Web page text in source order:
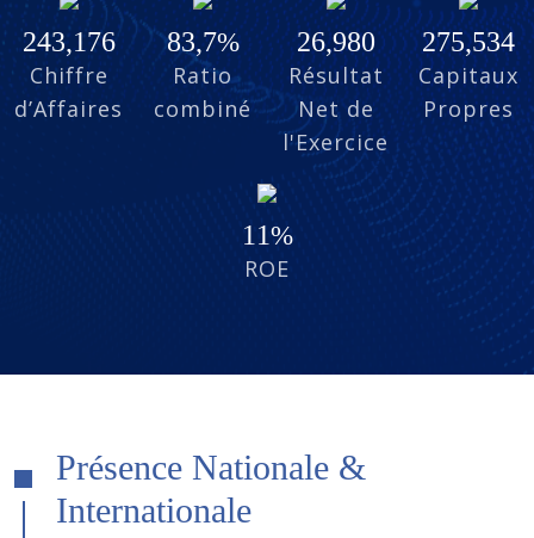
243,176
Chiffre
d’Affaires
83,7
Ratio
combiné
26,980
Résultat
Net de
l'Exercice
275,534
Capitaux
Propres
11
ROE
Présence Nationale &
Internationale